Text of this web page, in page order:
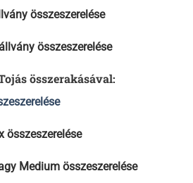
összeszerelése
összeszerelése
összerakásával:
összeszerelése
Medium összeszerelése